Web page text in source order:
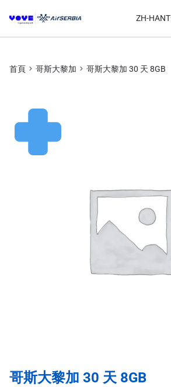
ZH-HANT
首頁 哥斯大黎加 哥斯大黎加 30 天 8GB
哥斯大黎加 30 天 8GB